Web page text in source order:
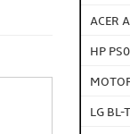
ACER
HP
LG BL-